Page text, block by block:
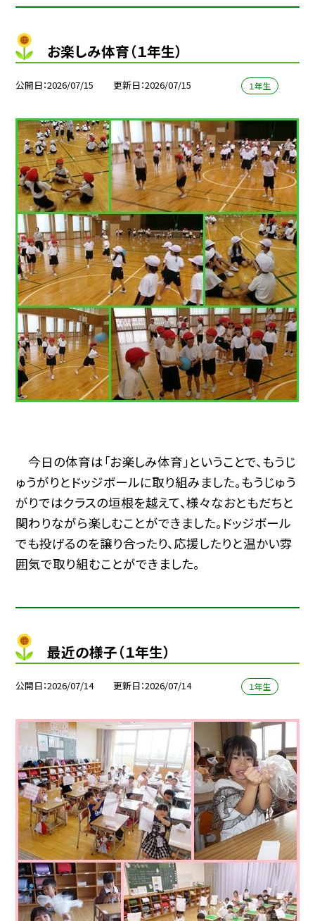
お楽しみ体育（１年生）
公開日 2026/07/15 更新日 2026/07/15 １年生
今日の体育は「お楽しみ体育」ということで、もうじ
ゅうがりとドッジボールに取り組みました。もうじゅう
がりではクラスの垣根を越えて、様々なおともだちと
関わりながら楽しむことができました。ドッジボール
でも投げるのを譲り合ったり、応援したりと温かい雰
囲気で取り組むことができました。
最近の様子（１年生）
公開日 2026/07/14 更新日 2026/07/14 １年生